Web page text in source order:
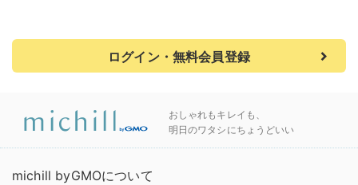
ログイン・無料会員登録
おしゃれもキレイも、
明日のワタシにちょうどいい
michill byGMOについて